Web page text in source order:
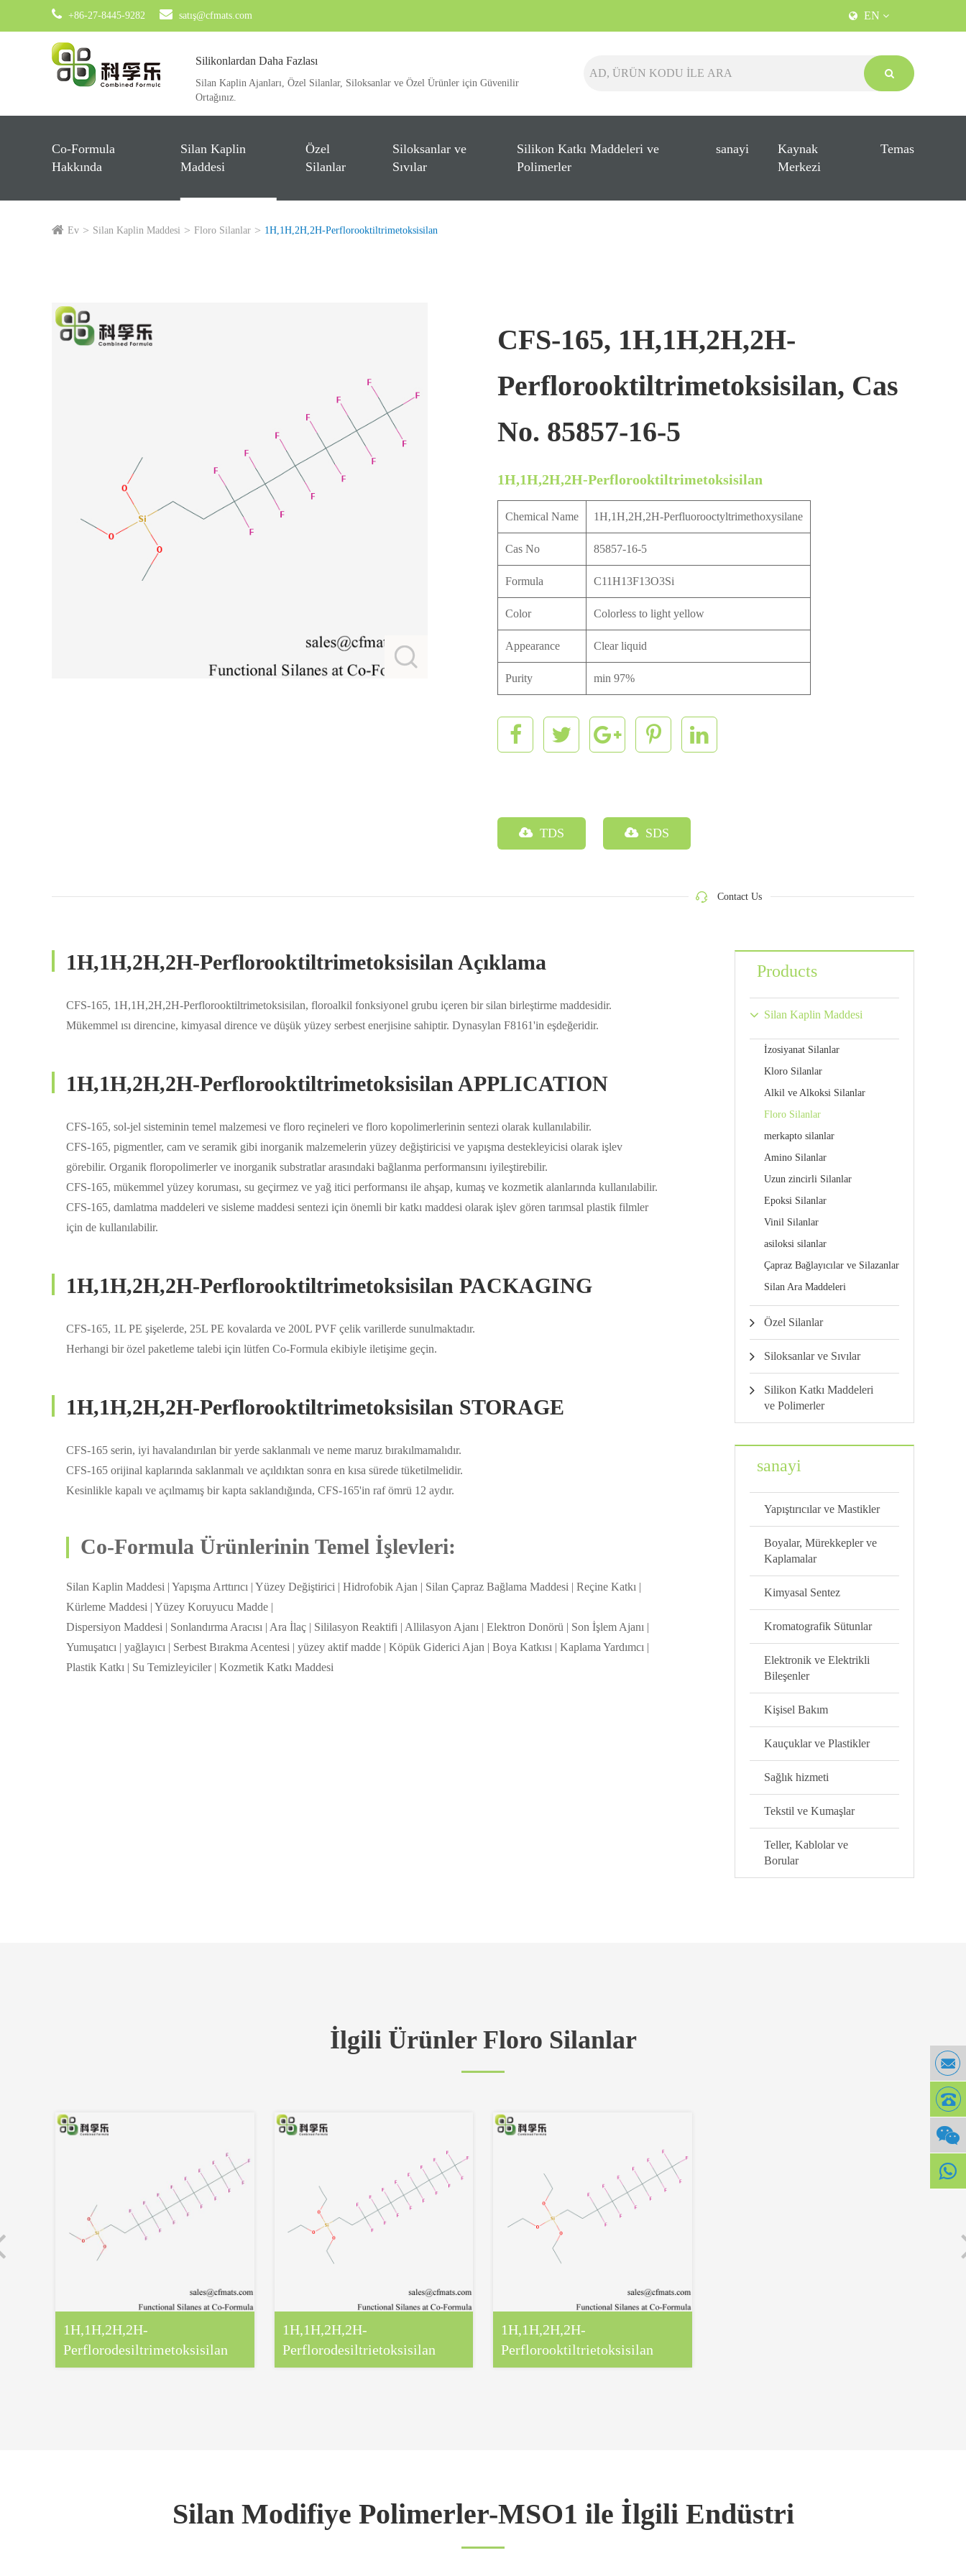
+86-27-8445-9282 satış@cfmats.com EN
Silikonlardan Daha Fazlası
Silan Kaplin Ajanları, Özel Silanlar, Siloksanlar ve Özel Ürünler için Güvenilir
Ortağınız.
Co-Formula
Hakkında
Silan Kaplin
Maddesi
Özel
Silanlar
Siloksanlar ve
Sıvılar
Silikon Katkı Maddeleri ve
Polimerler
sanayi
Kaynak
Merkezi
Temas
Ev Silan Kaplin Maddesi Floro Silanlar 1H,1H,2H,2H-Perflorooktiltrimetoksisilan
CFS-165, 1H,1H,2H,2H-
Perflorooktiltrimetoksisilan, Cas
No. 85857-16-5
1H,1H,2H,2H-Perflorooktiltrimetoksisilan
Chemical Name 1H,1H,2H,2H-Perfluorooctyltrimethoxysilane
Cas No 85857-16-5
Formula C11H13F13O3Si
Color Colorless to light yellow
Appearance Clear liquid
Purity min 97%
TDS SDS
Contact Us
1H,1H,2H,2H-Perflorooktiltrimetoksisilan Açıklama
CFS-165, 1H,1H,2H,2H-Perflorooktiltrimetoksisilan, floroalkil fonksiyonel grubu içeren bir silan birleştirme maddesidir.
Mükemmel ısı direncine, kimyasal dirence ve düşük yüzey serbest enerjisine sahiptir. Dynasylan F8161'in eşdeğeridir.
1H,1H,2H,2H-Perflorooktiltrimetoksisilan APPLICATION
CFS-165, sol-jel sisteminin temel malzemesi ve floro reçineleri ve floro kopolimerlerinin sentezi olarak kullanılabilir.
CFS-165, pigmentler, cam ve seramik gibi inorganik malzemelerin yüzey değiştiricisi ve yapışma destekleyicisi olarak işlev
görebilir. Organik floropolimerler ve inorganik substratlar arasındaki bağlanma performansını iyileştirebilir.
CFS-165, mükemmel yüzey koruması, su geçirmez ve yağ itici performansı ile ahşap, kumaş ve kozmetik alanlarında kullanılabilir.
CFS-165, damlatma maddeleri ve sisleme maddesi sentezi için önemli bir katkı maddesi olarak işlev gören tarımsal plastik filmler
için de kullanılabilir.
1H,1H,2H,2H-Perflorooktiltrimetoksisilan PACKAGING
CFS-165, 1L PE şişelerde, 25L PE kovalarda ve 200L PVF çelik varillerde sunulmaktadır.
Herhangi bir özel paketleme talebi için lütfen Co-Formula ekibiyle iletişime geçin.
1H,1H,2H,2H-Perflorooktiltrimetoksisilan STORAGE
CFS-165 serin, iyi havalandırılan bir yerde saklanmalı ve neme maruz bırakılmamalıdır.
CFS-165 orijinal kaplarında saklanmalı ve açıldıktan sonra en kısa sürede tüketilmelidir.
Kesinlikle kapalı ve açılmamış bir kapta saklandığında, CFS-165'in raf ömrü 12 aydır.
Co-Formula Ürünlerinin Temel İşlevleri:
Silan Kaplin Maddesi | Yapışma Arttırıcı | Yüzey Değiştirici | Hidrofobik Ajan | Silan Çapraz Bağlama Maddesi | Reçine Katkı |
Kürleme Maddesi | Yüzey Koruyucu Madde |
Dispersiyon Maddesi | Sonlandırma Aracısı | Ara İlaç | Sililasyon Reaktifi | Allilasyon Ajanı | Elektron Donörü | Son İşlem Ajanı |
Yumuşatıcı | yağlayıcı | Serbest Bırakma Acentesi | yüzey aktif madde | Köpük Giderici Ajan | Boya Katkısı | Kaplama Yardımcı |
Plastik Katkı | Su Temizleyiciler | Kozmetik Katkı Maddesi
Products
Silan Kaplin Maddesi
İzosiyanat Silanlar
Kloro Silanlar
Alkil ve Alkoksi Silanlar
Floro Silanlar
merkapto silanlar
Amino Silanlar
Uzun zincirli Silanlar
Epoksi Silanlar
Vinil Silanlar
asiloksi silanlar
Çapraz Bağlayıcılar ve Silazanlar
Silan Ara Maddeleri
Özel Silanlar
Siloksanlar ve Sıvılar
Silikon Katkı Maddeleri
ve Polimerler
sanayi
Yapıştırıcılar ve Mastikler
Boyalar, Mürekkepler ve
Kaplamalar
Kimyasal Sentez
Kromatografik Sütunlar
Elektronik ve Elektrikli
Bileşenler
Kişisel Bakım
Kauçuklar ve Plastikler
Sağlık hizmeti
Tekstil ve Kumaşlar
Teller, Kablolar ve
Borular
İlgili Ürünler Floro Silanlar
1H,1H,2H,2H-
Perflorodesiltrimetoksisilan
1H,1H,2H,2H-
Perflorodesiltrietoksisilan
1H,1H,2H,2H-
Perflorooktiltrietoksisilan
Silan Modifiye Polimerler-MSO1 ile İlgili Endüstri